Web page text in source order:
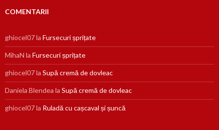
COMENTARII
ghiocel07la Fursecuri șprițate
MihaN la Fursecuri șprițate
ghiocel07la Supă cremă de dovleac
Daniela Blendea la Supă cremă de dovleac
ghiocel07la Ruladă cu cașcaval și șuncă